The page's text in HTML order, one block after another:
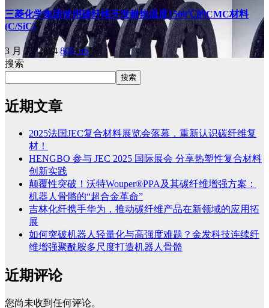
三菱化学集团使用碳纤维开发耐热温度1500℃的CMC材料
(C/SiC)
3 月 25, 2024 808, ab
搜索
搜索
近期文章
2025法国JEC复合材料展览会落幕，重新认识碳纤维复
材！
HENGBO 参与 JEC 2025 国际展会 分享热塑性复合材料
创新实践
颠覆性突破！沃特Wouper®PPA及其碳纤维增强方案：
机器人骨骼的“超合金革命”
吉林化纤携手华为，推动碳纤维产品在新领域的应用拓
展
如何突破机器人轻量化与高强度难题？金发科技连续纤
维增强聚酰胺多尺度打造机器人骨骼
近期评论
您尚未收到任何评论。